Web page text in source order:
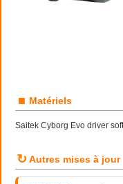
■ Matériels
Saitek Cyborg Evo driver
↻ Autres mises à jour